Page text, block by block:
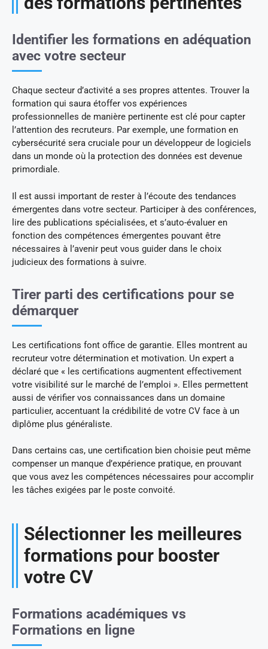
Identifier les formations en adéquation
avec votre secteur
Chaque secteur d’activité a ses propres attentes. Trouver la
formation qui saura étoffer vos expériences
professionnelles de manière pertinente est clé pour capter
l’attention des recruteurs. Par exemple, une formation en
cybersécurité sera cruciale pour un développeur de logiciels
dans un monde où la protection des données est devenue
primordiale.
Il est aussi important de rester à l’écoute des tendances
émergentes dans votre secteur. Participer à des conférences,
lire des publications spécialisées, et s’auto-évaluer en
fonction des compétences émergentes pouvant être
nécessaires à l’avenir peut vous guider dans le choix
judicieux des formations à suivre.
Tirer parti des certifications pour se
démarquer
Les certifications font office de garantie. Elles montrent au
recruteur votre détermination et motivation. Un expert a
déclaré que « les certifications augmentent effectivement
votre visibilité sur le marché de l’emploi ». Elles permettent
aussi de vérifier vos connaissances dans un domaine
particulier, accentuant la crédibilité de votre CV face à un
diplôme plus généraliste.
Dans certains cas, une certification bien choisie peut même
compenser un manque d’expérience pratique, en prouvant
que vous avez les compétences nécessaires pour accomplir
les tâches exigées par le poste convoité.
Sélectionner les meilleures
formations pour booster
votre CV
Formations académiques vs
Formations en ligne